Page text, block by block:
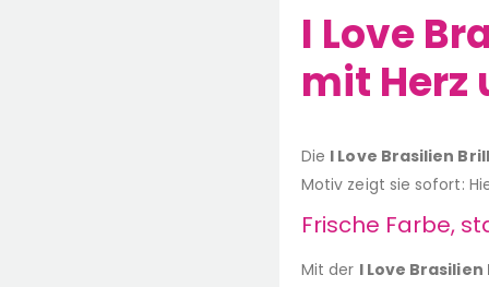
I Love
mit Herz
Die I Love Brasilien
Motiv zeigt sie sofort:
Frische Farbe,
Mit der I Love